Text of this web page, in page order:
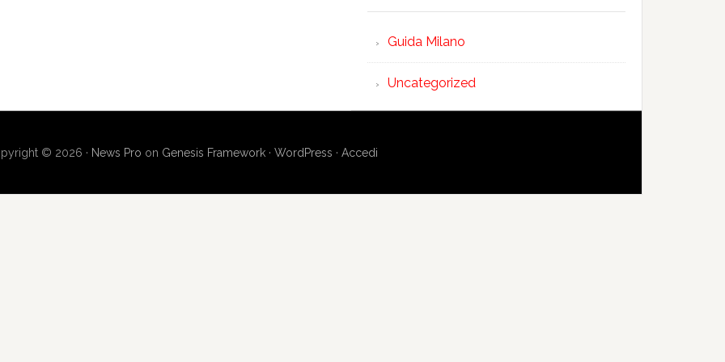
Guida Milano
Uncategorized
© 2026 · News Pro on Genesis Framework· WordPress · Accedi